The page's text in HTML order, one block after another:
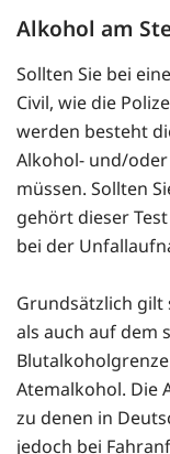
Alkohol am
Sollten Sie bei
Civil, wie die
werden besteht
Alkohol- und/
müssen. Sollten
gehört dieser
bei der
Grundsätzlich gilt
als auch auf dem
Atemalkohol. Die
zu denen in
jedoch bei